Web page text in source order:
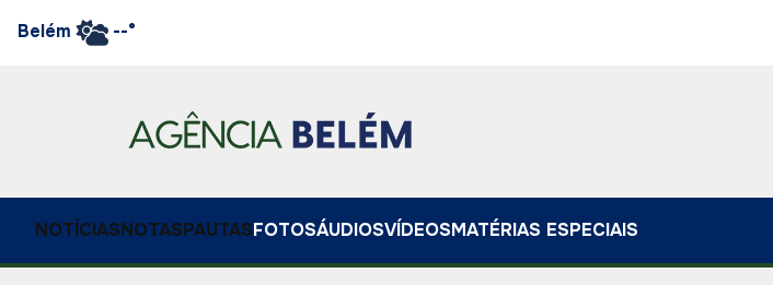
Belém --°
NOTÍCIASNOTASPAUTASFOTOSÁUDIOSVÍDEOSMATÉRIAS ESPECIAIS